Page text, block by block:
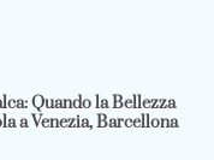
Quando la Bellezza
a Venezia, Barcellona